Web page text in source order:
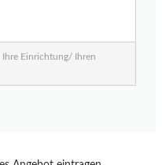
Einrichtung/ Ihren